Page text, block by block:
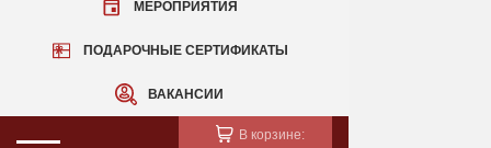
МЕРОПРИЯТИЯ
ПОДАРОЧНЫЕ СЕРТИФИКАТЫ
ВАКАНСИИ
В корзине: